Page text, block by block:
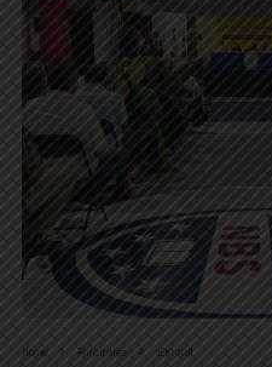
Home Principales Estatal